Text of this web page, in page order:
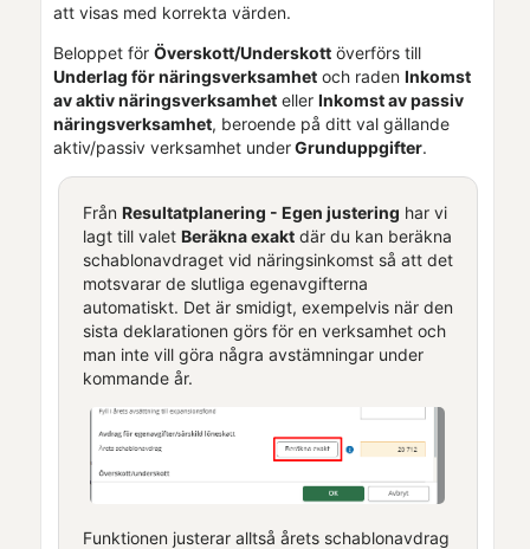
att visas med korrekta värden.
Beloppet för Överskott/Underskott överförs till
Underlag för näringsverksamhet och raden Inkomst
av aktiv näringsverksamhet eller Inkomst av passiv
näringsverksamhet, beroende på ditt val gällande
aktiv/passiv verksamhet underGrunduppgifter.
Från Resultatplanering - Egen justering har vi
lagt till valet Beräkna exaktdär du kan beräkna
schablonavdraget vid näringsinkomst så att det
motsvarar de slutliga egenavgifterna
automatiskt. Det är smidigt, exempelvis när den
sista deklarationen görs för en verksamhet och
man inte vill göra några avstämningar under
kommande år.
Funktionen justerar alltså årets schablonavdrag